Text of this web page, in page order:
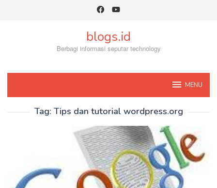
blogs.id
Berbagi informasi seputar technology
MENU
Tag: Tips dan tutorial wordpress.org